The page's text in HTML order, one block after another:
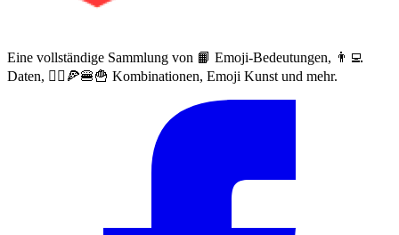
Eine vollständige Sammlung von 📙 Emoji-Bedeutungen, 👨‍💻
Daten, 🙅‍♀️🍕🍔🍟 Kombinationen, Emoji Kunst und mehr.